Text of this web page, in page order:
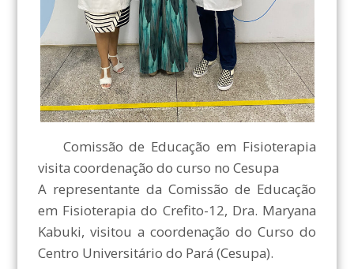
Comissão de Educação em Fisioterapia
visita coordenação do curso no Cesupa
A representante da Comissão de Educação
em Fisioterapia do Crefito-12, Dra. Maryana
Kabuki, visitou a coordenação do Curso do
Centro Universitário do Pará (Cesupa).